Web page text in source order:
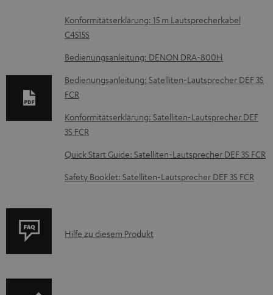
D
o
k
u
m
e
n
t
z
H
Konformitätserklärung: 15 m Lautsprecherkabel
C4515S
Bedienungsanleitung: DENON DRA-800H
Bedienungsanleitung: Satelliten-Lautsprecher DEF 3S
FCR
Konformitätserklärung: Satelliten-Lautsprecher DEF
3S FCR
Quick Start Guide: Satelliten-Lautsprecher DEF 3S FCR
Safety Booklet: Satelliten-Lautsprecher DEF 3S FCR
P
Hilfe zu diesem Produkt